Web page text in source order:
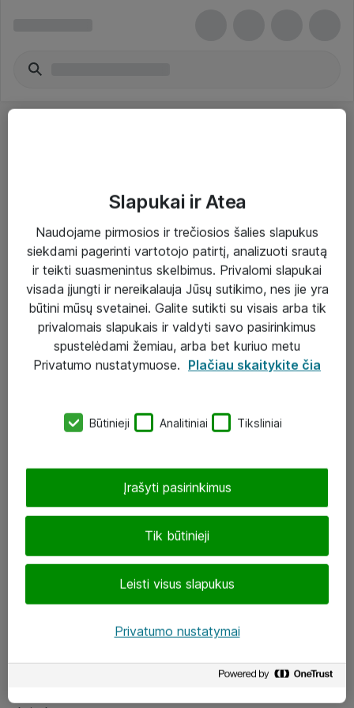
Paslaugos
Sprendimai
Įgyvendinti projektai
Atea ekspertų patarimai verslui
eShop@atea.lt
LinkedIn
Slapukai ir Atea
Naudojame pirmosios ir trečiosios šalies slapukus
siekdami pagerinti vartotojo patirtį, analizuoti srautą
ir teikti suasmenintus skelbimus. Privalomi slapukai
visada įjungti ir nereikalauja Jūsų sutikimo, nes jie yra
būtini mūsų svetainei. Galite sutikti su visais arba tik
privalomais slapukais ir valdyti savo pasirinkimus
spustelėdami žemiau, arba bet kuriuo metu
Privatumo nustatymuose. Plačiau skaitykite čia
Būtinieji Analitiniai Tiksliniai
Tik būtinieji
Leisti visus slapukus
Įrašyti pasirinkimus
Privatumo nustatymai